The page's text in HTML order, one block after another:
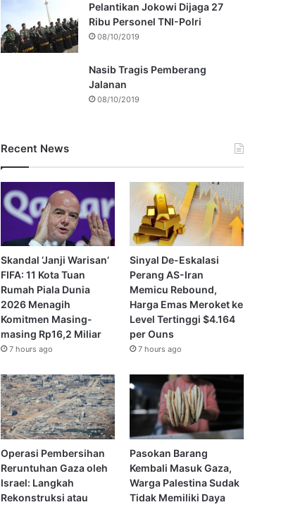
Pelantikan Jokowi Dijaga 27
Ribu Personel TNI-Polri
08/10/2019
Nasib Tragis Pemberang
Jalanan
08/10/2019
Recent News
Skandal ‘Janji Warisan’
FIFA: 11 Kota Tuan
Rumah Piala Dunia
2026 Menagih
Komitmen Masing-
masing Rp16,2 Miliar
7 hours ago
Sinyal De-Eskalasi
Perang AS-Iran
Memicu Rebound,
Harga Emas Meroket ke
Level Tertinggi $4.164
per Ouns
7 hours ago
Operasi Pembersihan
Reruntuhan Gaza oleh
Israel: Langkah
Rekonstruksi atau
Pasokan Barang
Kembali Masuk Gaza,
Warga Palestina Sudak
Tidak Memiliki Daya